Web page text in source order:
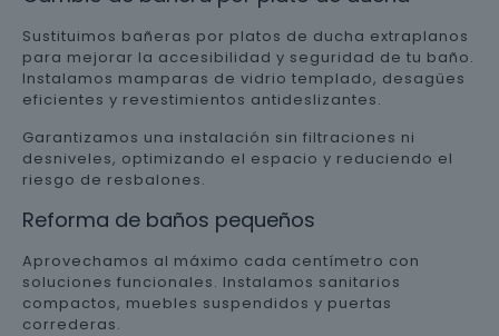
Sustituimos bañeras por platos de ducha extraplanos
para mejorar la accesibilidad y seguridad de tu baño.
Instalamos mamparas de vidrio templado, desagües
eficientes y revestimientos antideslizantes.
Garantizamos una instalación sin filtraciones ni
desniveles, optimizando el espacio y reduciendo el
riesgo de resbalones.
Reforma de baños pequeños
Aprovechamos al máximo cada centímetro con
soluciones funcionales. Instalamos sanitarios
compactos, muebles suspendidos y puertas
correderas.